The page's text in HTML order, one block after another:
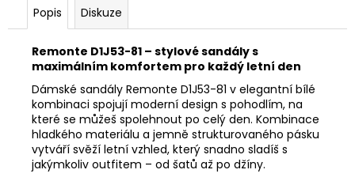
Popis Diskuze
Remonte D1J53-81 – stylové sandály s
maximálním komfortem pro každý letní den
Dámské sandály Remonte D1J53-81 v elegantní bílé
kombinaci spojují moderní design s pohodlím, na
které se můžeš spolehnout po celý den. Kombinace
hladkého materiálu a jemně strukturovaného pásku
vytváří svěží letní vzhled, který snadno sladíš s
jakýmkoliv outfitem – od šatů až po džíny.
Původně:
1
898